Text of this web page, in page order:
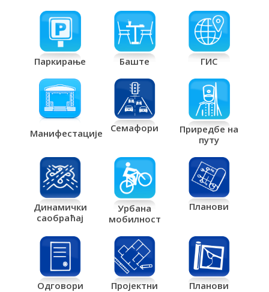
Паркирање Баште ГИС
Манифестације Семафори
Приредбе на
путу
Динамички
саобраћај
Урбана
мобилност
Планови
Одговори
Пројектни
Планови